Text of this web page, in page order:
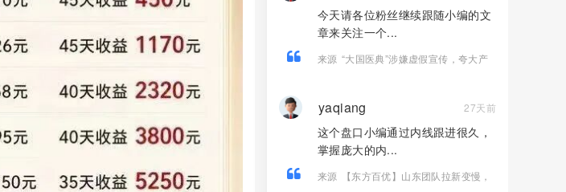
今天请各位粉丝继续跟随小编的文
章来关注一个...
来源 “大国医典”涉嫌虚假宣传，夸大产
yaqiang 27天前
这个盘口小编通过内线跟进很久，
掌握庞大的内...
来源
【东方百优】山东团队拉新变慢，